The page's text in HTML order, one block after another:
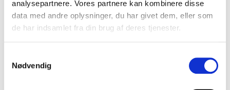
analysepartnere. Vores partnere kan kombinere disse
data med andre oplysninger, du har givet dem, eller som
de har indsamlet fra din brug af deres tjenester.
Nødvendig
anvendelige indsigter i kommunikation, kropssprog og
gennemslagskraft, hvilket styrker deltagernes evne til
at skabe klare og tillidsfulde relationer.Henrik Røde
engagement, energi og fællesskab og er med til at
aktivere rummet, så netværket ikke kun bliver noget,